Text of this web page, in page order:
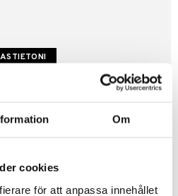
Om
cookies
för att anpassa innehållet